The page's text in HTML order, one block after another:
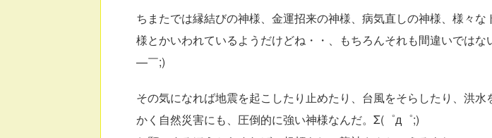
ちまたでは縁結びの神様、金運招来の神様、病気直しの神様、様々な
様とかいわれているようだけどね・・、もちろんそれも間違いではな
—￣;)
その気になれば地震を起こしたり止めたり、台風をそらしたり、洪水
かく自然災害にも、圧倒的に強い神様なんだ。Σ(゜д゜;)